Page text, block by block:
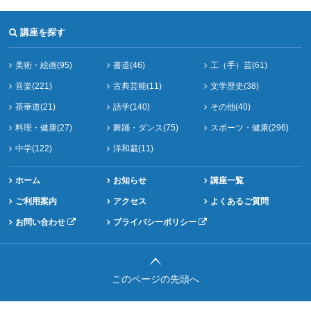
講座を探す
美術・絵画(95) 書道(46) 工（手）芸(61)
音楽(221) 古典芸能(11) 文学歴史(38)
茶華道(21) 語学(140) その他(40)
料理・健康(27) 舞踊・ダンス(75) スポーツ・健康(296)
中学(122) 洋和裁(11)
ホーム お知らせ 講座一覧
ご利用案内 アクセス よくあるご質問
お問い合わせ プライバシーポリシー
このページの先頭へ